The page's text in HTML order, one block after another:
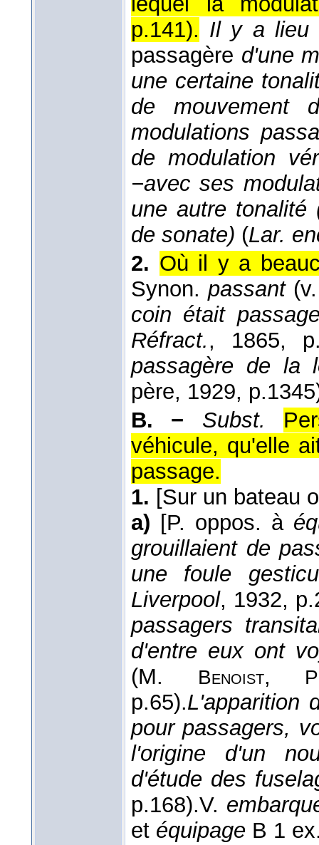
p.141). Il y a lieu
passagère d'une
une certaine
de mouvement
modulations
de modulation
−avec ses
une autre tonalité
de sonate) (Lar.
2. Où il y a
Synon.passant(v.
coin était
Réfract., 1865,
passagère de la
père, 1929,
B. −
Subst.
véhicule, qu'elle
passage.
1. [Sur un bateau
a) [P. oppos. à
grouillaient de
une foule
Liverpool, 1932,
passagers
d'entre eux ont
(M. Benoist,
p.65).L'apparition
pour passagers,
l'origine d'un
d'étude des
p.168).V.
et équipage B 1